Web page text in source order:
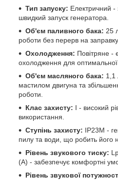
Тип запуску: Електричний -
швидкий запуск генератора.
Об'єм паливного бака: 25
роботи без перерв на
Охолодження: Повітряне -
охолодження для
Об'єм масляного бака: 1,1
мастилом двигуна та
роботи.
Клас захисту: I - високий
використання.
Ступінь захисту: IP23M -
пилу та води, що робить його
Рівень звукового тиску:
(А) - забезпечує комфортні
Рівень звукової